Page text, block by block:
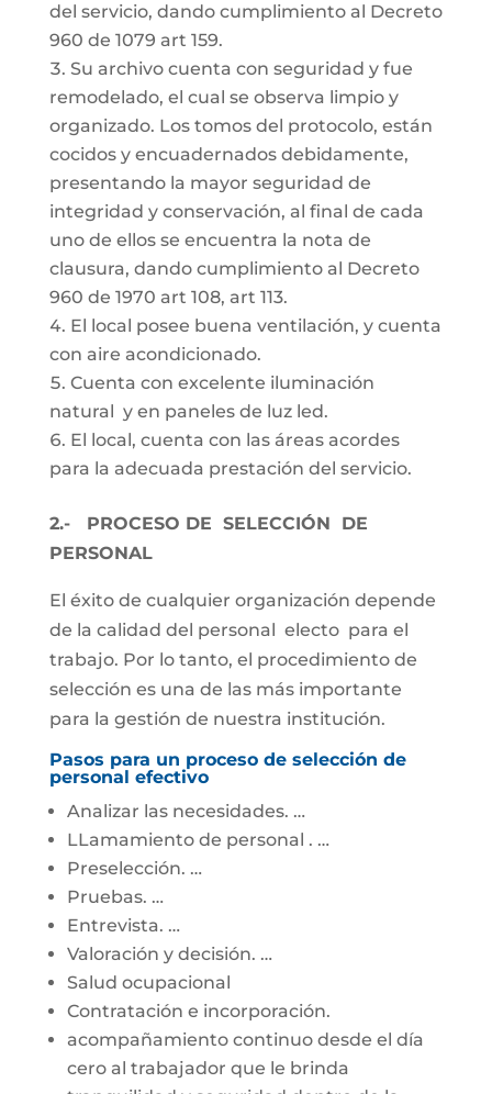
del servicio, dando cumplimiento al Decreto
960 de 1079 art 159.
Su archivo cuenta con seguridad y fue
remodelado, el cual se observa limpio y
organizado. Los tomos del protocolo, están
cocidos y encuadernados debidamente,
presentando la mayor seguridad de
integridad y conservación, al final de cada
uno de ellos se encuentra la nota de
clausura, dando cumplimiento al Decreto
960 de 1970 art 108, art 113.
El local posee buena ventilación, y cuenta
con aire acondicionado.
Cuenta con excelente iluminación
natural y en paneles de luz led.
El local, cuenta con las áreas acordes
para la adecuada prestación del servicio.
2.- PROCESO DE SELECCIÓN DE
PERSONAL
El éxito de cualquier organización depende
de la calidad del personal electo para el
trabajo. Por lo tanto, el procedimiento de
selección es una de las más importante
para la gestión de nuestra institución.
Pasos para un proceso de selección de
personal efectivo
Analizar las necesidades. …
LLamamiento de personal . …
Preselección. …
Pruebas. …
Entrevista. …
Valoración y decisión. …
Salud ocupacional
Contratación e incorporación.
acompañamiento continuo desde el día
cero al trabajador que le brinda